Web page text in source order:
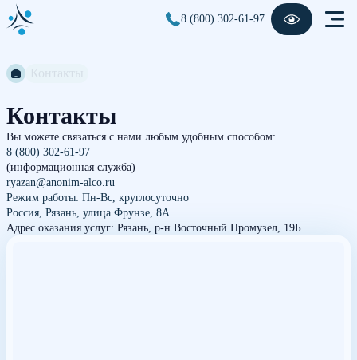
8 (800) 302-61-97
Контакты
Вы можете связаться с нами любым удобным способом:
8 (800) 302-61-97
(информационная служба)
ryazan@anonim-alco.ru
Режим работы: Пн-Вс, круглосуточно
Россия, Рязань, улица Фрунзе, 8А
Адрес оказания услуг: Рязань, р-н Восточный Промузел, 19Б